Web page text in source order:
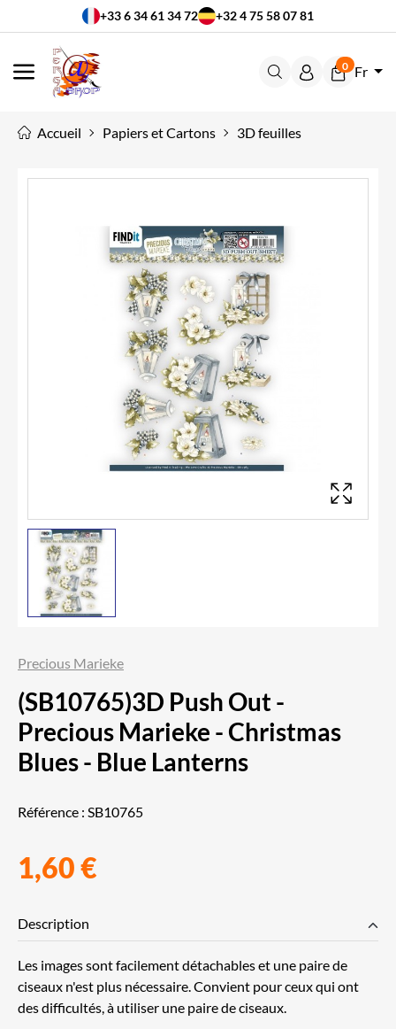
+33 6 34 61 34 72 +32 4 75 58 07 81
MENU
0 Fr
Accueil Papiers et Cartons 3D feuilles
Precious Marieke
(SB10765)3D Push Out -
Precious Marieke - Christmas
Blues - Blue Lanterns
Référence : SB10765
1,60 €
Description
Les images sont facilement détachables et une paire de
ciseaux n'est plus nécessaire. Convient pour ceux qui ont
des difficultés, à utiliser une paire de ciseaux.